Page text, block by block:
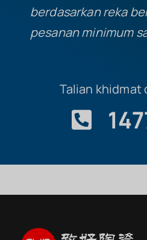
berdasarkan reka
pesanan minimum
Talian khidmat